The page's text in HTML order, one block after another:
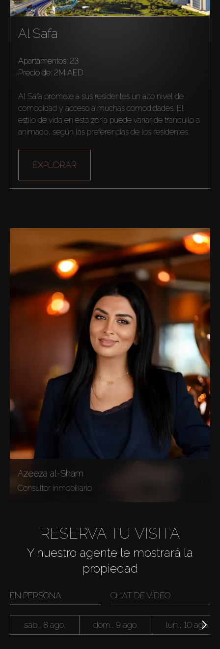
Agentes
Al Safa
Apartamentos: 23
precio de: 2M AED
Al Safa promete a sus residentes un alto nivel de
comodidad y acceso a muchas comodidades. El
estilo de vida en esta zona puede variar de tranquilo a
animado, según las preferencias de los residentes.
EXPLORAR
Azeeza al-Sham
Consultor inmobiliario
RESERVA TU VISITA
Y nuestro agente le mostrará la
propiedad
EN PERSONA CHAT DE VÍDEO
sáb., 8 ago. dom., 9 ago. lun., 10 ago.